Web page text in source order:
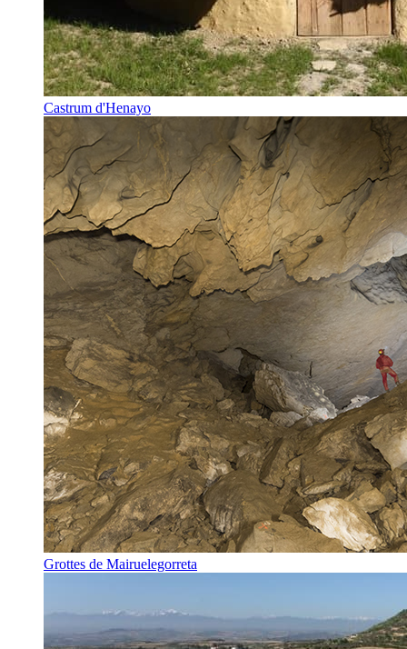
Castrum d'Henayo
Grottes de Mairuelegorreta